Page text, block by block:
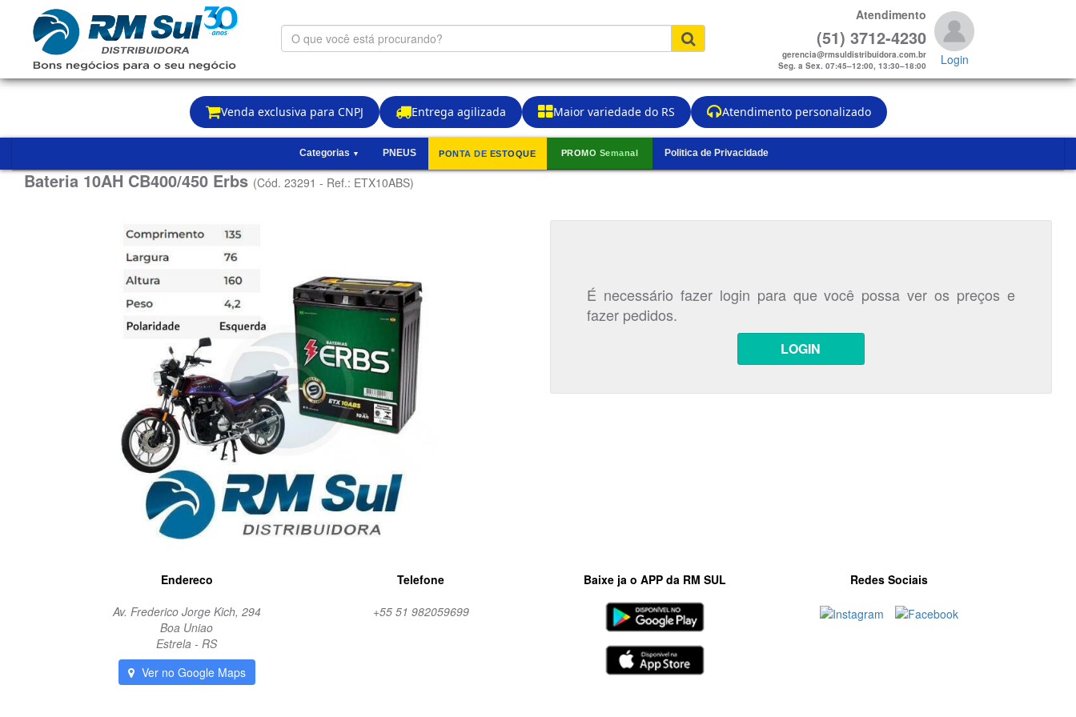
Venda exclusiva para CNPJ Entrega agilizada Maior variedade do RS Atendimento personalizado
O
que
está
procurando?
Atendimento
(51) 3712-4230
gerencia@rmsuldistribuidora.com.br
Seg. a Sex. 07:45–12:00, 13:30–18:00
Login
Categorias ▼ PNEUS PONTA DE ESTOQUE PROMO Semanal Politica de Privacidade
Bateria 10AH CB400/450 Erbs(Cód. 23291 - Ref.: ETX10ABS)
É necessário fazer login para que você possa ver os preços e
fazer pedidos.
LOGIN
Endereco
Av. Frederico Jorge Kich, 294
Boa Uniao
Estrela - RS
Ver no Google Maps
Telefone
+55 51 982059699
Baixe ja o APP da RM SUL Redes Sociais